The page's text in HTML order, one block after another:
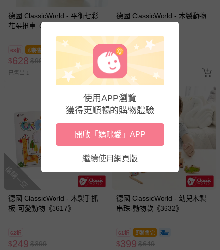
預購商品：預購為海外同步代購，遇缺貨即會通知媽咪並協
助取消退款事宜。
商品如因「價格、組合」等錯誤原因，導致無法安排出貨，
會主動以簡訊及mail通知訂單取消事宜，並將提供適當補
償。
德國 ClassicWorld - 平衡七彩
花朵推車《3305》
63折 即將售完
$628 $999
已售出 1
德國 ClassicWorld - 木製動物
5折 即將售完
$
已售出 1
搶購一空
德國 ClassicWorld - 木製手抓
板-可愛動物《3617》
62折
$249 $399
德國 ClassicWorld - 幼兒木製
串珠-動物款《3632》
61折 即將售完
$399 $649
使用APP瀏覽
獲得更順暢的購物體驗
開啟「媽咪愛」APP
繼續使用網頁版